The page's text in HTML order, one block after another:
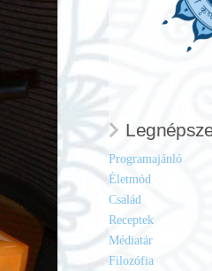
Programajánló
Életmód
Család
Receptek
Médiatár
Filozófia